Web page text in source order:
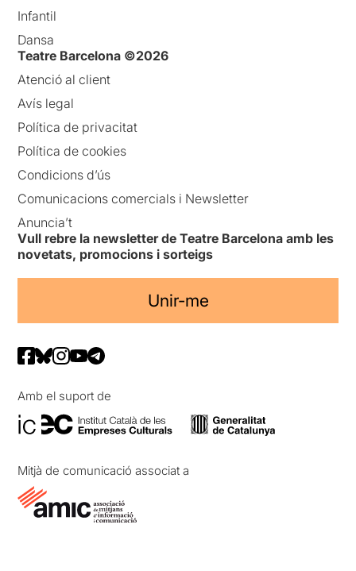
Infantil
Dansa
Teatre Barcelona ©2026
Atenció al client
Avís legal
Política de privacitat
Política de cookies
Condicions d’ús
Comunicacions comercials i Newsletter
Anuncia’t
Vull rebre la newsletter de Teatre Barcelona amb les
novetats, promocions i sorteigs
Unir-me
Amb el suport de
Mitjà de comunicació associat a